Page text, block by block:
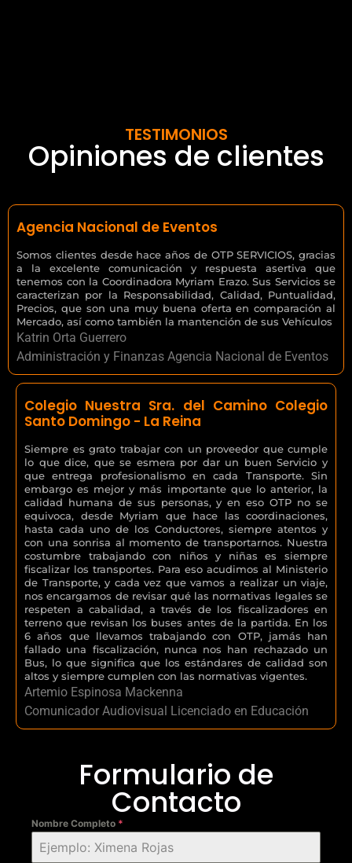
TESTIMONIOS
Opiniones de clientes
Agencia Nacional de Eventos
Somos clientes desde hace años de OTP SERVICIOS, gracias
a la excelente comunicación y respuesta asertiva que
tenemos con la Coordinadora Myriam Erazo. Sus Servicios se
caracterizan por la Responsabilidad, Calidad, Puntualidad,
Precios, que son una muy buena oferta en comparación al
Mercado, así como también la mantención de sus Vehículos
Katrin Orta Guerrero
Administración y Finanzas Agencia Nacional de Eventos
Colegio Nuestra Sra. del Camino Colegio
Santo Domingo - La Reina
Siempre es grato trabajar con un proveedor que cumple
lo que dice, que se esmera por dar un buen Servicio y
que entrega profesionalismo en cada Transporte. Sin
embargo es mejor y más importante que lo anterior, la
calidad humana de sus personas, y en eso OTP no se
equivoca, desde Myriam que hace las coordinaciones,
hasta cada uno de los Conductores, siempre atentos y
con una sonrisa al momento de transportarnos. Nuestra
costumbre trabajando con niños y niñas es siempre
fiscalizar los transportes. Para eso acudimos al Ministerio
de Transporte, y cada vez que vamos a realizar un viaje,
nos encargamos de revisar qué las normativas legales se
respeten a cabalidad, a través de los fiscalizadores en
terreno que revisan los buses antes de la partida. En los
6 años que llevamos trabajando con OTP, jamás han
fallado una fiscalización, nunca nos han rechazado un
Bus, lo que significa que los estándares de calidad son
altos y siempre cumplen con las normativas vigentes.
Artemio Espinosa Mackenna
Comunicador Audiovisual Licenciado en Educación
Formulario de
Contacto
Nombre Completo *